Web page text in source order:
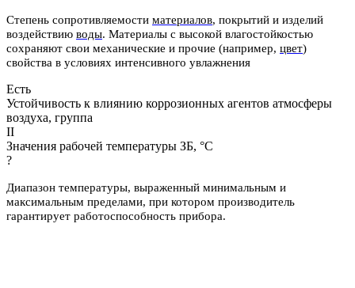
Степень сопротивляемости материалов, покрытий и изделий
воздействию воды. Материалы с высокой влагостойкостью
сохраняют свои механические и прочие (например, цвет)
свойства в условиях интенсивного увлажнения
Есть
Устойчивость к влиянию коррозионных агентов атмосферы
воздуха, группа
II
Значения рабочей температуры ЗБ, °С
?
Диапазон температуры, выраженный минимальным и
максимальным пределами, при котором производитель
гарантирует работоспособность прибора.